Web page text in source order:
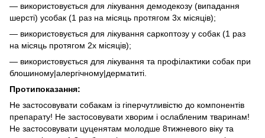
― використовується для лікування демодекозу (випадання
шерсті) усобак (1 раз на місяць протягом 3х місяців);
― використовується для лікування саркоптозу у собак (1 раз
на місяць протягом 2х місяців);
― використовується для лікування та профілактики собак при
блошиному|алергічному|дерматиті.
Протипоказання:
Не застосовувати собакам із гіперчутливістю до компонентів
препарату! Не застосовувати хворим і ослабленим тваринам!
Не застосовувати цуценятам молодше 8тижневого віку та